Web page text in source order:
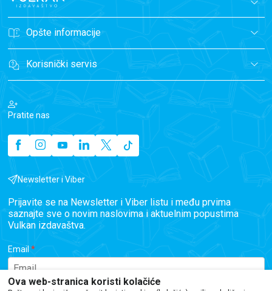
Opšte informacije
Korisnički servis
Pratite nas
Newsletter i Viber
Prijavite se na Newsletter i Viber listu i među prvima
saznajte sve o novim naslovima i aktuelnim popustima
Vulkan izdavaštva.
Email
Ova web-stranica koristi kolačiće